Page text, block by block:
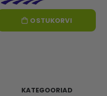
OSTUKORVI
KATEGOORIAD